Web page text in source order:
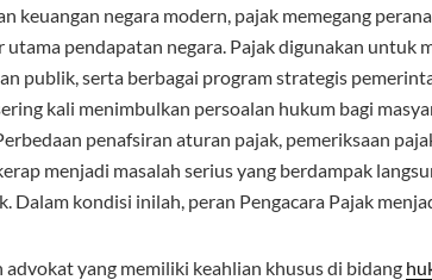
keuangan negara modern, pajak memegang
utama pendapatan negara. Pajak digunakan untuk
publik, serta berbagai program strategis
kali menimbulkan persoalan hukum bagi
penafsiran aturan pajak, pemeriksaan
menjadi masalah serius yang berdampak
Dalam kondisi inilah, peran Pengacara Pajak
advokat yang memiliki keahlian khusus di bidang